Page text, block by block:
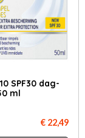
SPF30 dag­
ml
€ 22,49